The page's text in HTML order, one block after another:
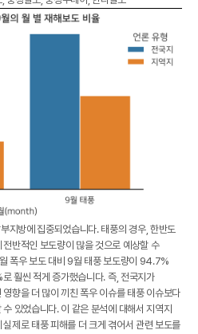
지방에 집중되었습니다. 태풍의 경우, 한반도
반적인 보도량이 많을 것으로 예상할 수
폭우 보도 대비 9월 태풍 보도량이 94.7%
훨씬 적게 증가했습니다. 즉, 전국지가
향을 더 많이 끼친 폭우 이슈를 태풍 이슈보다
있었습니다. 이 같은 분석에 대해서 지역지
제로 태풍 피해를 더 크게 겪어서 관련 보도를